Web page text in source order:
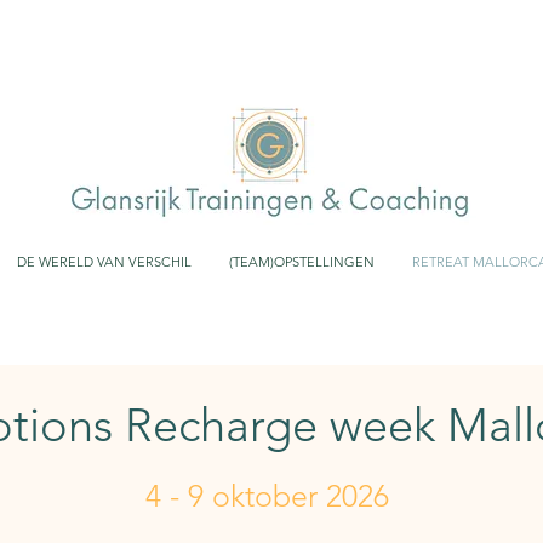
DE WERELD VAN VERSCHIL (TEAM)OPSTELLINGEN RETREAT
Recharge week
4 - 9 oktober 2026